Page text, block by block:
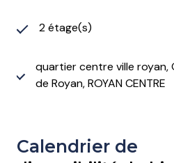
2 étage(s)
quartier centre ville royan,
de Royan, ROYAN CENTRE
Calendrier de